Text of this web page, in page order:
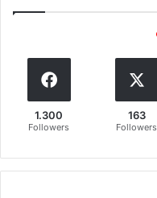
1.300
Followers
163
Followers